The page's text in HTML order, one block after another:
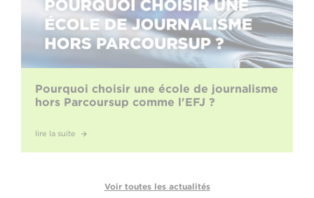
Pourquoi choisir une école de journalisme
hors Parcoursup comme l'EFJ ?
lire la suite
Voir toutes les actualités